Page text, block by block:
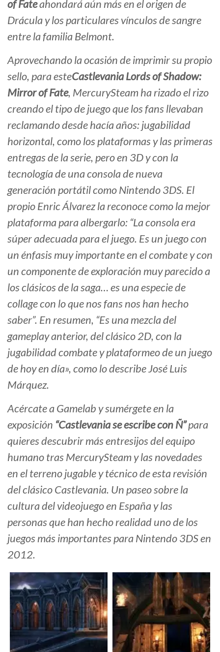
of Fateahondará aún más en el origen de
Drácula y los particulares vínculos de sangre
entre la familia Belmont.
Aprovechando la ocasión de imprimir su propio
sello, para esteCastlevania Lords of Shadow:
Mirror of Fate, MercurySteam ha rizado el rizo
creando el tipo de juego que los fans llevaban
reclamando desde hacía años: jugabilidad
horizontal, como los plataformas y las primeras
entregas de la serie, pero en 3D y con la
tecnología de una consola de nueva
generación portátil como Nintendo 3DS. El
propio Enric Álvarez la reconoce como la mejor
plataforma para albergarlo: “La consola era
súper adecuada para el juego. Es un juego con
un énfasis muy importante en el combate y con
un componente de exploración muy parecido a
los clásicos de la saga… es una especie de
collage con lo que nos fans nos han hecho
saber”. En resumen, “Es una mezcla del
gameplay anterior, del clásico 2D, con la
jugabilidad combate y plataformeo de un juego
de hoy en día», como lo describe José Luis
Márquez.
Acércate a Gamelab y sumérgete en la
exposición “Castlevania se escribe con Ñ”para
quieres descubrir más entresijos del equipo
humano tras MercurySteam y las novedades
en el terreno jugable y técnico de esta revisión
del clásico Castlevania. Un paseo sobre la
cultura del videojuego en España y las
personas que han hecho realidad uno de los
juegos más importantes para Nintendo 3DS en
2012.